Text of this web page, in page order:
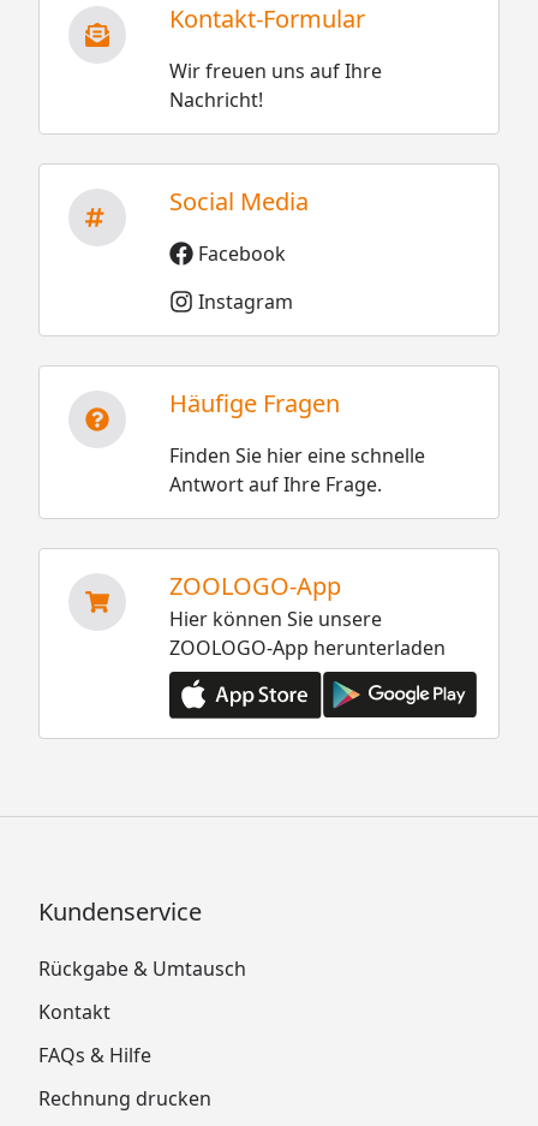
Kontakt-Formular
Wir freuen uns auf Ihre
Nachricht!
Social Media
Facebook
Instagram
Häufige Fragen
Finden Sie hier eine schnelle
Antwort auf Ihre Frage.
ZOOLOGO-App
Hier können Sie unsere
ZOOLOGO-App herunterladen
Kundenservice
Rückgabe & Umtausch
Kontakt
FAQs & Hilfe
Rechnung drucken